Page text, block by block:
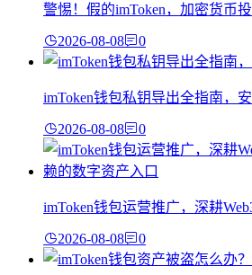
警惕！假的imToken，加密货币
2026-08-08 0
imToken钱包私钥导出全指南，
2026-08-08 0
imToken钱包运营推广，深耕
2026-08-08 0